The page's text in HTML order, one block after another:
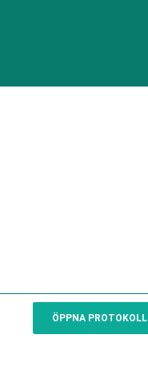
ÖPPNA PROTOKOLL